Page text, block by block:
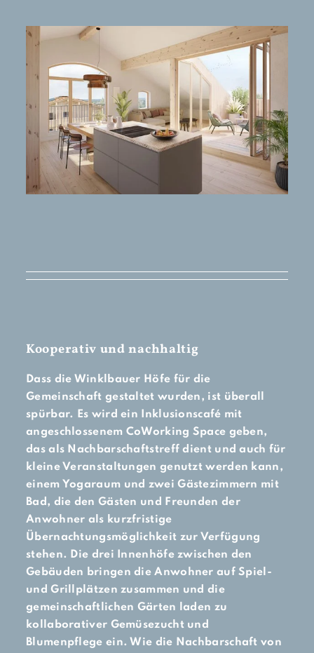
Kooperativ und ­nachhaltig
Dass die Winklbauer Höfe für die
Gemeinschaft gestaltet wurden, ist überall
spürbar. Es wird ein Inklusionscafé mit
angeschlossenem CoWorking Space geben,
das als Nachbarschaftstreff dient und auch für
kleine Veranstaltungen genutzt werden kann,
einem Yogaraum und zwei Gästezimmern mit
Bad, die den Gästen und Freunden der
Anwohner als kurzfristige
Übernachtungsmöglichkeit zur Verfügung
stehen. Die drei Innenhöfe zwischen den
Gebäuden bringen die Anwohner auf Spiel-
und Grillplätzen zusammen und die
gemeinschaftlichen Gärten laden zu
kollaborativer Gemüsezucht und
Blumenpflege ein. Wie die Nachbarschaft von